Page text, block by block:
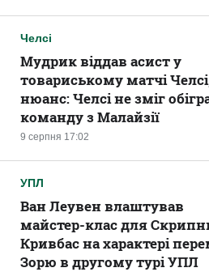
Челсі
9 серпня 17:02
Мудрик віддав асист у
товариському матчі
нюанс: Челсі не зміг
команду з Малайзії
УПЛ
Ван Леувен влаштував
майстер-клас для
Кривбас на характері
Зорю в другому турі УПЛ